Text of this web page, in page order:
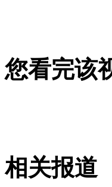
南京新建一年廊桥
您看完该
相关报道